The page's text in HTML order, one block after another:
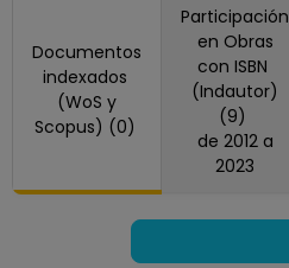
Documentos
indexados
(WoS y
Scopus) (0)
Participación
en Obras
con ISBN
(Indautor)
(9)
de 2012 a
2023